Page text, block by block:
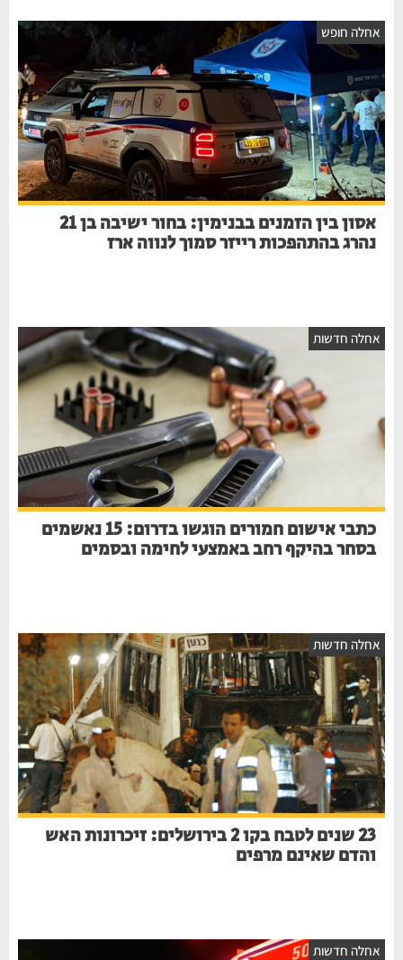
אחלה חופש
אסון בין הזמנים בבנימין: בחור ישיבה בן 21
נהרג בהתהפכות רייזר סמוך לנווה ארז
אחלה חדשות
כתבי אישום חמורים הוגשו בדרום: 15 נאשמים
בסחר בהיקף רחב באמצעי לחימה ובסמים
אחלה חדשות
23 שנים לטבח בקו 2 בירושלים: זיכרונות האש
והדם שאינם מרפים
אחלה חדשות